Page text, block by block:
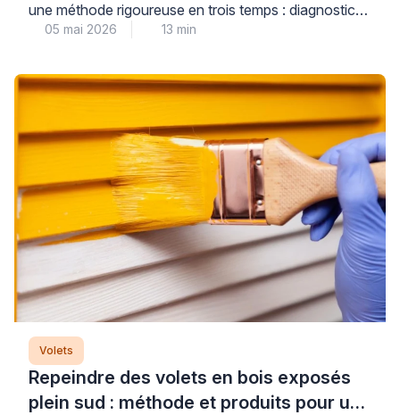
une méthode rigoureuse en trois temps : diagnostic
précis du niveau de corrosion, décapage adapté au
garantissant une protection durable. Cette
intervention technique, menée par un professionnel
qualifié, permet de prolonger significativement la
durée de vie de vos menuiseries métalliques tout en
préservant […]
05 mai 2026 13 min
Volets
Repeindre des volets en bois exposés
plein sud : méthode et produits pour un